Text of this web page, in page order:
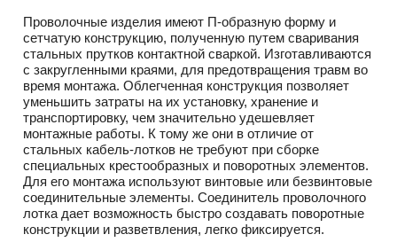
Проволочные изделия имеют П-образную форму и
сетчатую конструкцию, полученную путем сваривания
стальных прутков контактной сваркой. Изготавливаются
с закругленными краями, для предотвращения травм во
время монтажа. Облегченная конструкция позволяет
уменьшить затраты на их установку, хранение и
транспортировку, чем значительно удешевляет
монтажные работы. К тому же они в отличие от
стальных кабель-лотков не требуют при сборке
специальных крестообразных и поворотных элементов.
Для его монтажа используют винтовые или безвинтовые
соединительные элементы. Соединитель проволочного
лотка дает возможность быстро создавать поворотные
конструкции и разветвления, легко фиксируется.